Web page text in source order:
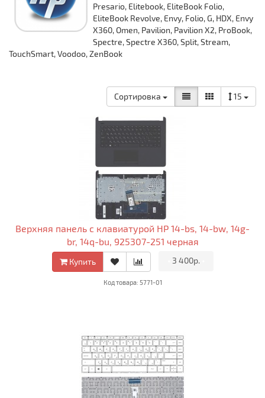
Presario, Elitebook, EliteBook Folio,
EliteBook Revolve, Envy, Folio, G, HDX, Envy
X360, Omen, Pavilion, Pavilion X2, ProBook,
Spectre, Spectre X360, Split, Stream,
TouchSmart, Voodoo, ZenBook
Сортировка 15
Верхняя панель с клавиатурой HP 14-bs, 14-bw, 14g-
br, 14q-bu, 925307-251 черная
Купить 3 400р.
Код товара: 5771-01